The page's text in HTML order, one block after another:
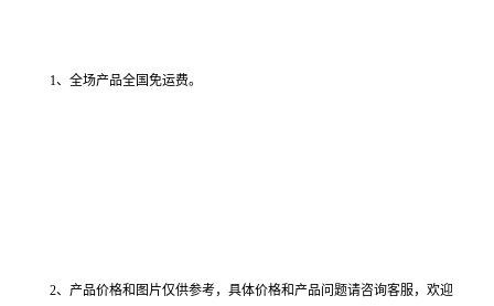
1、全场产品全国免运费。
2、产品价格和图片仅供参考，具体价格和产品问题请咨询客服，欢迎